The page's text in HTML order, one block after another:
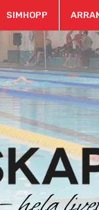
SIMHOPP